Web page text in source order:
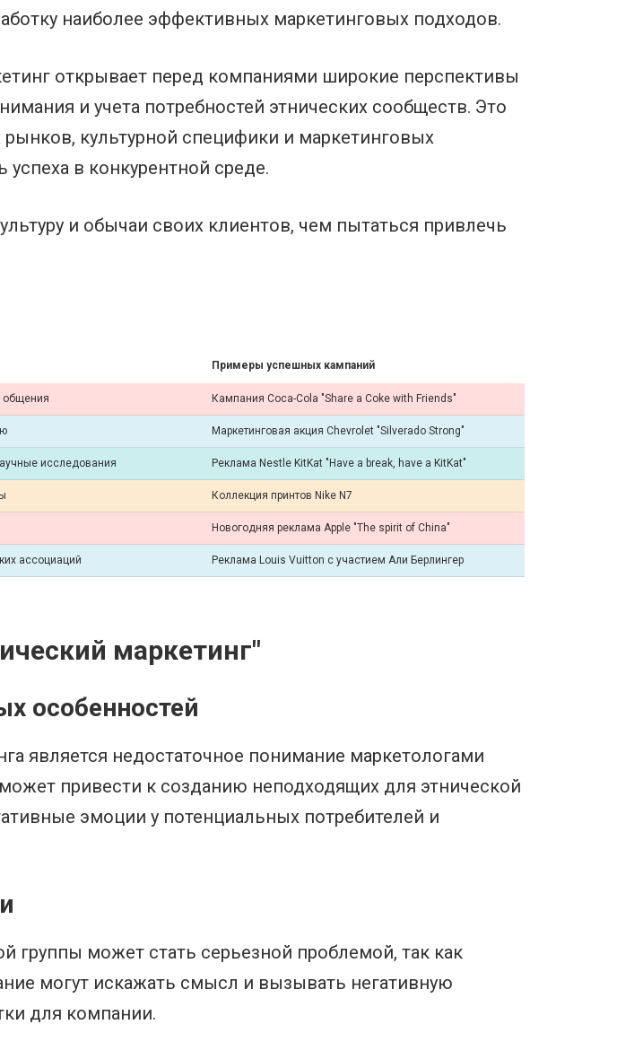
наиболее эффективных маркетинговых подходов.
открывает перед компаниями широкие перспективы
и учета потребностей этнических сообществ. Это
рынков, культурной специфики и маркетинговых
в конкурентной среде.
и обычаи своих клиентов, чем пытаться привлечь
Примеры успешных кампаний
общения Кампания Coca-Cola "Share a Coke with Friends"
Маркетинговая акция Chevrolet "Silverado Strong"
исследования Реклама Nestle KitKat "Have a break, have a KitKat"
Коллекция принтов Nike N7
Новогодняя реклама Apple "The spirit of China"
ассоциаций Реклама Louis Vuitton с участием Али Берлингер
маркетинг"
особенностей
является недостаточное понимание маркетологами
привести к созданию неподходящих для этнической
эмоции у потенциальных потребителей и
группы может стать серьезной проблемой, так как
могут искажать смысл и вызывать негативную
для компании.